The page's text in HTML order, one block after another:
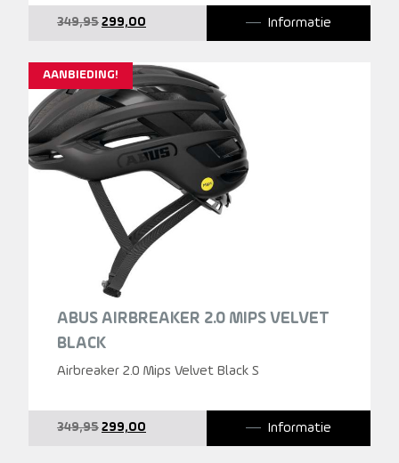
349,95 Oorspronkelijke
349,95.
299,00
299,00.
Informatie
AANBIEDING!
ABUS AIRBREAKER 2.0 MIPS VELVET
BLACK
Airbreaker 2.0 Mips Velvet Black S
349,95 Oorspronkelijke
299,00 Informatie